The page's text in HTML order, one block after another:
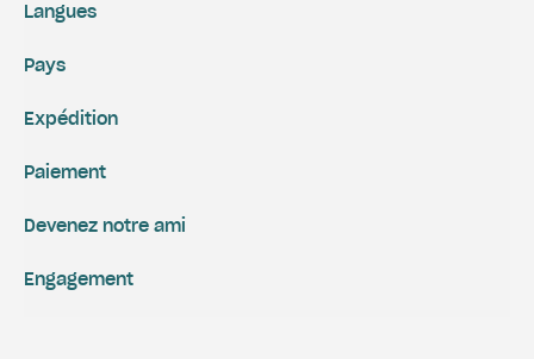
Expédition
Paiement
Engagement
Devenez notre ami
Langues
Pays